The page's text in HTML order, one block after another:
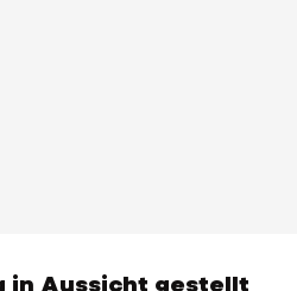
in Aussicht gestellt